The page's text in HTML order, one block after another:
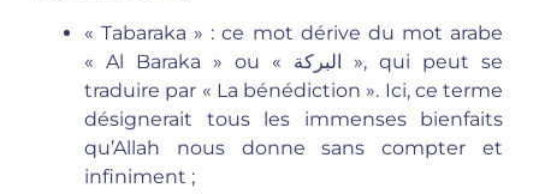
« Tabaraka » : ce mot dérive du mot arabe
« Al Baraka » ou « البركة », qui peut se
traduire par « La bénédiction ». Ici, ce terme
désignerait tous les immenses bienfaits
qu’Allah nous donne sans compter et
infiniment ;